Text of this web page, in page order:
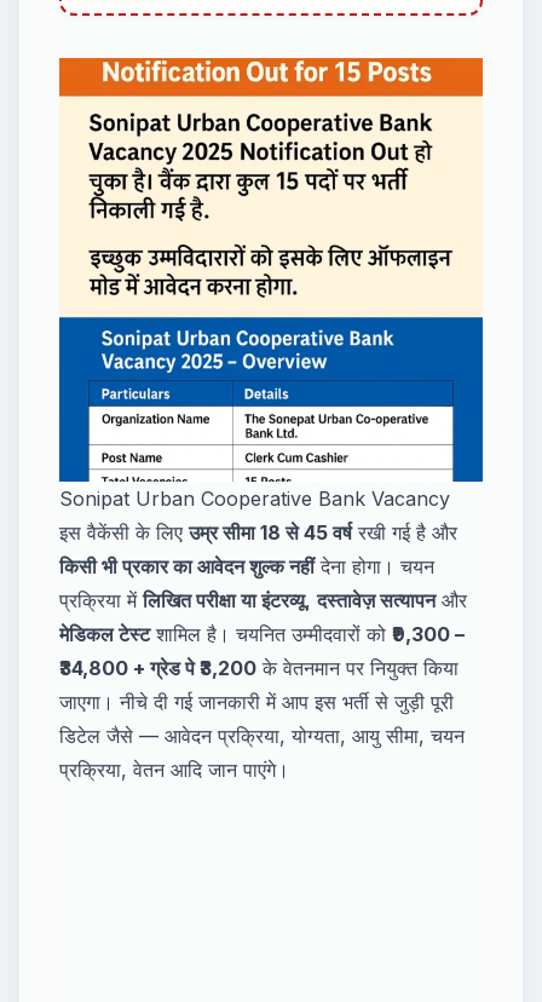
प्रक्रिया, चयन प्रक्रिया
Sonipat Urban Cooperative Bank Vacancy
इस वैकेंसी के लिएउम्र सीमा 18 से 45 वर्षरखी गई है और
किसी भी प्रकार का आवेदन शुल्क नहींदेना होगा। चयन
प्रक्रिया मेंलिखित परीक्षा या इंटरव्यू,दस्तावेज़ सत्यापनऔर
मेडिकल टेस्टशामिल है। चयनित उम्मीदवारों को ₹9,300 –
₹34,800 + ग्रेड पे ₹3,200 के वेतनमान पर नियुक्त किया
जाएगा। नीचे दी गई जानकारी में आप इस भर्ती से जुड़ी पूरी
डिटेल जैसे — आवेदन प्रक्रिया, योग्यता, आयु सीमा, चयन
प्रक्रिया, वेतन आदि जान पाएंगे।